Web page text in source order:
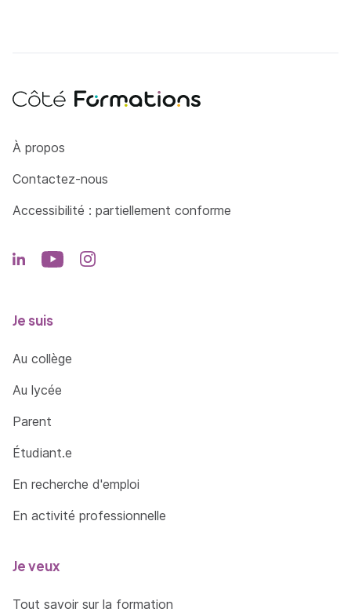
Côté Formations
À propos
Contactez-nous
Accessibilité : partiellement conforme
Je suis
Au collège
Au lycée
Parent
Étudiant.e
En recherche d'emploi
En activité professionnelle
Je veux
Tout savoir sur la formation